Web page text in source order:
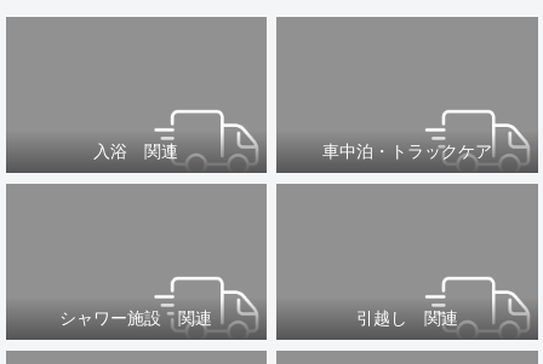
入浴 関連 車中泊・トラックケア
シャワー施設 関連 引越し 関連